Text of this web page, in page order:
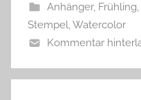
Anhänger, Frühling
Stempel Watercolor
Kommentar